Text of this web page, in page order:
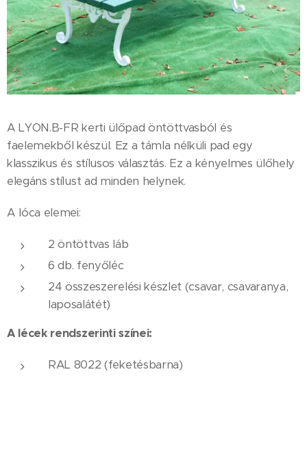
A LYON.B-FR kerti ülőpad öntöttvasból és
faelemekből készül. Ez a támla nélküli pad egy
klasszikus és stílusos választás. Ez a kényelmes ülőhely
elegáns stílust ad minden helynek.
A lóca elemei:
2 öntöttvas láb
6 db. fenyőléc
24 összeszerelési készlet (csavar, csavaranya,
laposalátét)
A lécek rendszerinti színei:
RAL 8022 (feketésbarna)